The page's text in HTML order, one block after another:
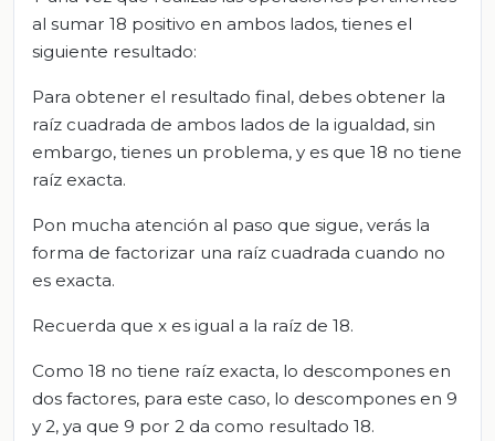
al sumar 18 positivo en ambos lados, tienes el
siguiente resultado:
Para obtener el resultado final, debes obtener la
raíz cuadrada de ambos lados de la igualdad, sin
embargo, tienes un problema, y es que 18 no tiene
raíz exacta.
Pon mucha atención al paso que sigue, verás la
forma de factorizar una raíz cuadrada cuando no
es exacta.
Recuerda que x es igual a la raíz de 18.
Como 18 no tiene raíz exacta, lo descompones en
dos factores, para este caso, lo descompones en 9
y 2, ya que 9 por 2 da como resultado 18.